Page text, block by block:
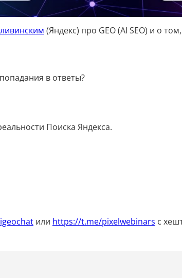
(Яндекс) про GEO (AI SEO) и о
в ответы?
Поиска Яндекса.
или https://t.me/pixelwebinars с